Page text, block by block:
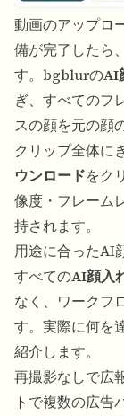
動画のアップロ
備が完了したら、
す。bgblurのAI
ぎ、すべてのフ
スの顔を元の顔
クリップ全体に
ウンロードをク
像度・フレーム
持されます。
用途に合ったAI
すべてのAI顔入
なく、ワークフ
す。実際に何を
紹介します。
再撮影なしで広
トで複数の広告